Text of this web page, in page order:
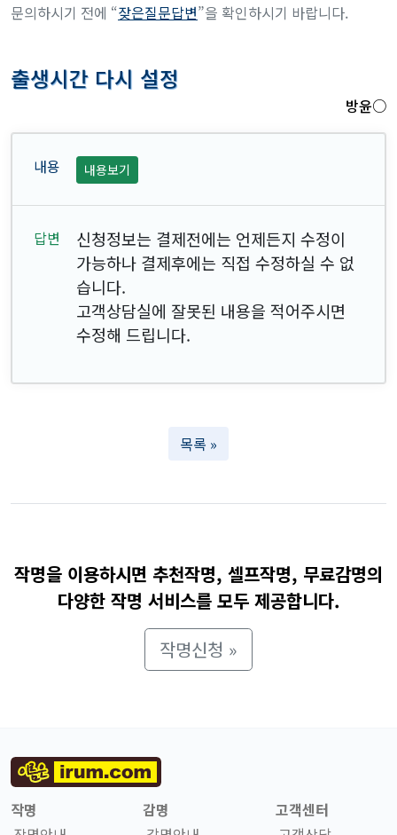
문의하시기 전에 “잦은질문답변”을 확인하시기 바랍니다.
출생시간 다시 설정
방윤○
내용보기
신청정보는 결제전에는 언제든지 수정이
가능하나 결제후에는 직접 수정하실 수 없
습니다.
고객상담실에 잘못된 내용을 적어주시면
수정해 드립니다.
목록 »
작명을 이용하시면 추천작명, 셀프작명, 무료감명의
다양한 작명 서비스를 모두 제공합니다.
작명신청 »
작명
감명
고객센터